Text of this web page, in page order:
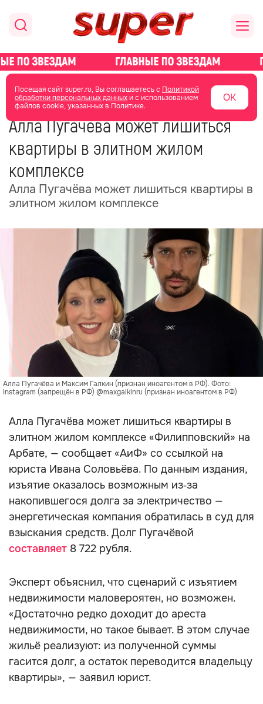
Посещая сайт super.ru, Вы соглашаетесь с Политикой
обработки персональных данныхи с использованием
файлов cookie, указанных в Политике.
ОК
главная новости о звездах новости
09 июня 20:54
Алла Пугачёва может лишиться
квартиры в элитном жилом
комплексе
Алла Пугачёва может лишиться квартиры в
элитном жилом комплексе
Алла Пугачёва и Максим Галкин (признан иноагентом в РФ). Фото:
Instagram (запрещён в РФ) @maxgalkinru (признан иноагентом в РФ)
Алла Пугачёва может лишиться квартиры в
элитном жилом комплексе «Филипповский» на
Арбате, — сообщает «АиФ» со ссылкой на
юриста Ивана Соловьёва. По данным издания,
изъятие оказалось возможным из‑за
накопившегося долга за электричество —
энергетическая компания обратилась в суд для
взыскания средств. Долг Пугачёвой
составляет 8 722 рубля.
Эксперт объяснил, что сценарий с изъятием
недвижимости маловероятен, но возможен.
«Достаточно редко доходит до ареста
недвижимости, но такое бывает. В этом случае
жильё реализуют: из полученной суммы
гасится долг, а остаток переводится владельцу
квартиры», — заявил юрист.